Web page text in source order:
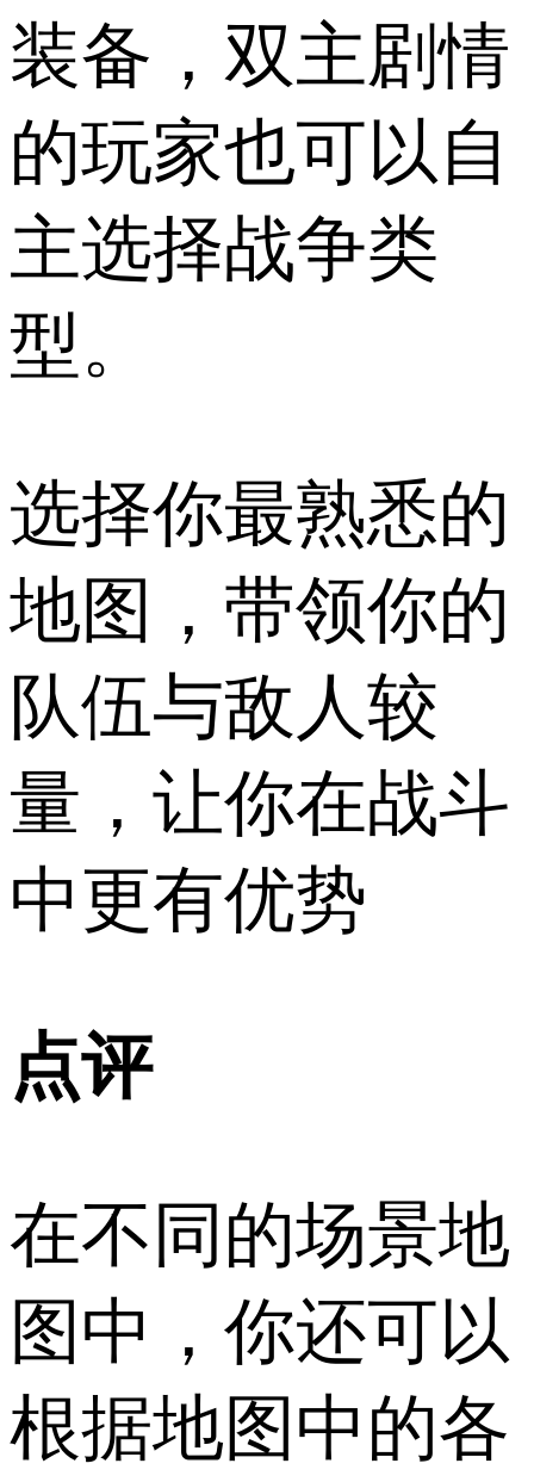
装备，双主剧情
的玩家也可以自
主选择战争类
型。
选择你最熟悉的
地图，带领你的
队伍与敌人较
量，让你在战斗
中更有优势
点评
在不同的场景地
图中，你还可以
根据地图中的各